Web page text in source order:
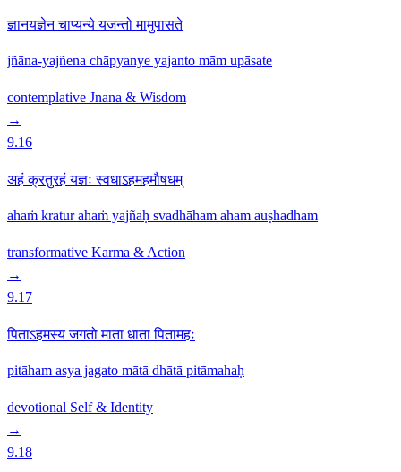
ज्ञानयज्ञेन चाप्यन्ये यजन्तो मामुपासते
jñāna-yajñena chāpyanye yajanto mām upāsate
contemplative Jnana & Wisdom
→
9.16
अहं क्रतुरहं यज्ञः स्वधाऽहमहमौषधम्
ahaṁ kratur ahaṁ yajñaḥ svadhāham aham auṣhadham
transformative Karma & Action
→
9.17
पिताऽहमस्य जगतो माता धाता पितामहः
pitāham asya jagato mātā dhātā pitāmahaḥ
devotional Self & Identity
→
9.18